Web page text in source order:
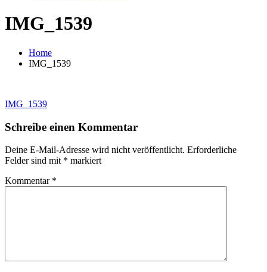
IMG_1539
Home
IMG_1539
Beitragsnavigation
IMG_1539
Schreibe einen Kommentar
Deine E-Mail-Adresse wird nicht veröffentlicht. Erforderliche
Felder sind mit * markiert
Kommentar *